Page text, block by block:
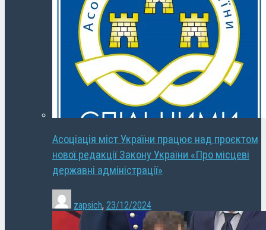
Асоціація міст України працює над проєктом
нової редакції Закону України «Про місцеві
державні адміністрації»
zapsich, 23/12/2024